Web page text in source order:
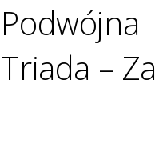
Podwójna
Triada –